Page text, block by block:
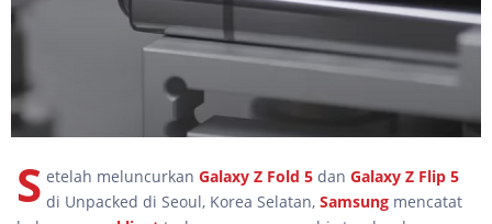
S etelah meluncurkan Galaxy Z Fold 5 dan Galaxy Z Flip 5
di Unpacked di Seoul, Korea Selatan, Samsung mencatat